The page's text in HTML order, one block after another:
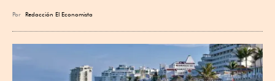
Por Redacción El Economista